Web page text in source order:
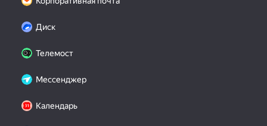
Диск
Телемост
Мессенджер
Календарь